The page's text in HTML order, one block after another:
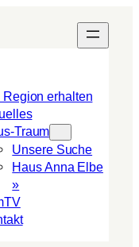
Region erhalten
Traum
Unsere Suche
Haus Anna Elbe
»